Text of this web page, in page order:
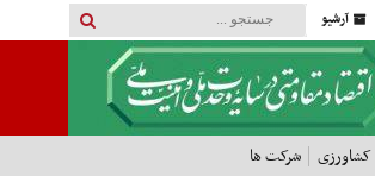
آرشیو
کشاورزی شرکت ها